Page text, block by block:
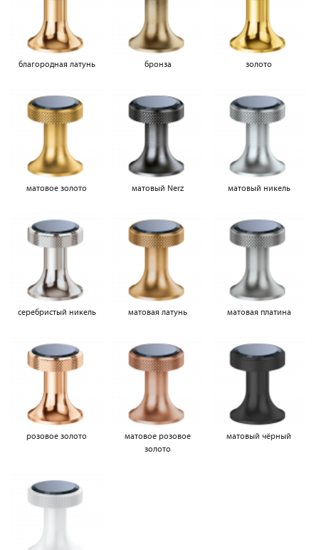
благородная латунь бронза золото
матовое золото матовый Nerz матовый никель
серебристый никель матовая латунь матовая платина
розовое золото
матовое розовое
золото
матовый чёрный